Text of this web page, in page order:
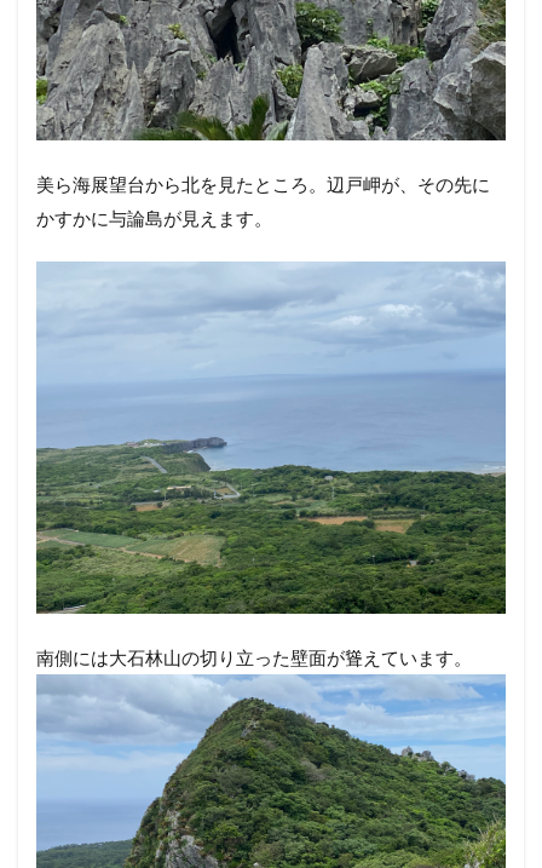
美ら海展望台から北を見たところ。辺戸岬が、その先に
かすかに与論島が見えます。
南側には大石林山の切り立った壁面が聳えています。